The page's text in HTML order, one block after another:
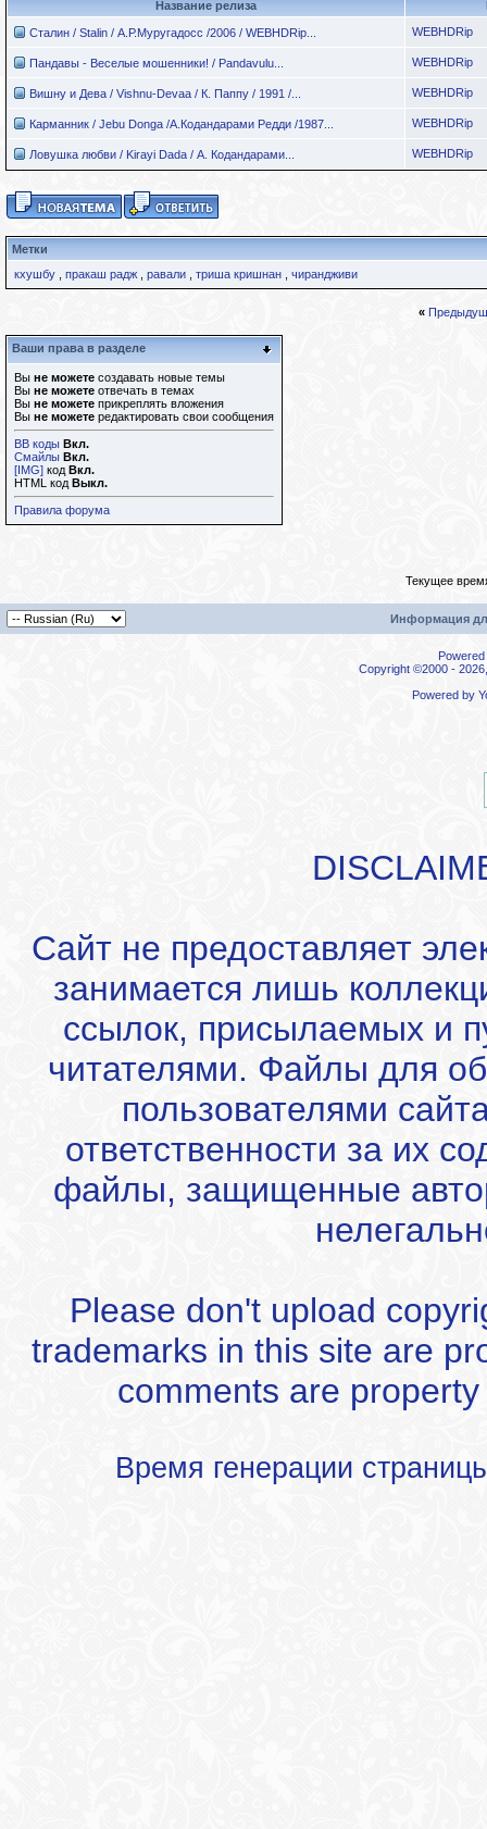
Название релиза
Сталин / Stalin / А.Р.Муругадосс /2006 / WEBHDRip... WEBHDRip
Пандавы - Веселые мошенники! / Pandavulu... WEBHDRip
Вишну и Дева / Vishnu-Devaa / К. Паппу / 1991 /... WEBHDRip
Карманник / Jebu Donga /А.Кодандарами Редди /1987... WEBHDRip
Ловушка любви / Kirayi Dada / А. Кодандарами... WEBHDRip
Метки
кхушбу
пракаш радж равали триша кришнан чирандживи
«
Ваши права в разделе
Вы не можете создавать новые темы
Вы не можете отвечать в темах
Вы не можете прикреплять вложения
Вы не можете редактировать свои сообщения
BB коды Вкл.
Смайлы Вкл.
[IMG] код Вкл.
HTML код Выкл.
Правила форума
Текущее
Информация
Copyright ©2000 -
Powered by
Сайт не предоставляет
занимается лишь
ссылок, присылаемых и
читателями. Файлы для
пользователями
ответственности за их
файлы, защищенные
Please don't upload
trademarks in this site are
comments are
Время генерации